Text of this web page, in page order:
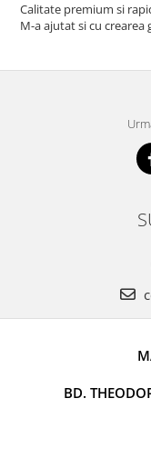
Calitate premium si
M-a ajutat si cu crearea
BD.